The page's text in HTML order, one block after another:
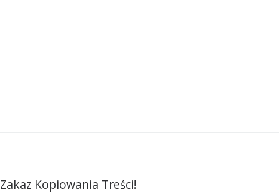
Zakaz Kopiowania Treści!